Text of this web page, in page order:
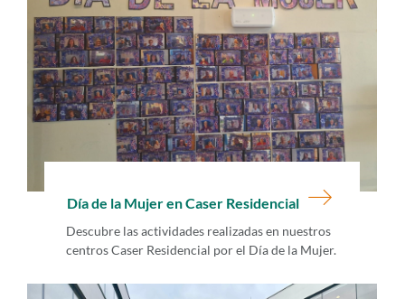
Día de la Mujer en Caser Residencial
Descubre las actividades realizadas en nuestros
centros Caser Residencial por el Día de la Mujer.